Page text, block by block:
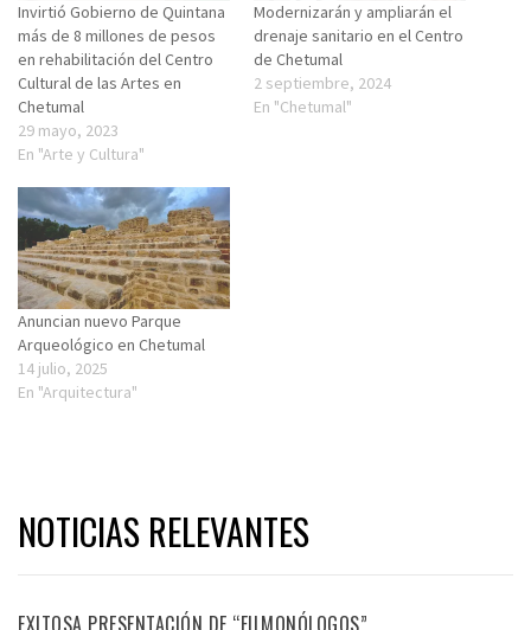
Invirtió Gobierno de Quintana
más de 8 millones de pesos
en rehabilitación del Centro
Cultural de las Artes en
Chetumal
29 mayo, 2023
En "Arte y Cultura"
Modernizarán y ampliarán el
drenaje sanitario en el Centro
de Chetumal
2 septiembre, 2024
En "Chetumal"
Anuncian nuevo Parque
Arqueológico en Chetumal
14 julio, 2025
En "Arquitectura"
NOTICIAS RELEVANTES
EXITOSA PRESENTACIÓN DE “FILMONÓLOGOS”